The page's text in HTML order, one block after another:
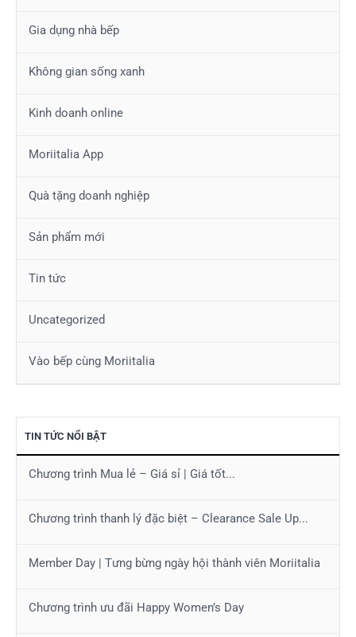
Gia dụng nhà bếp
Không gian sống xanh
Kinh doanh online
Moriitalia App
Quà tặng doanh nghiệp
Sản phẩm mới
Tin tức
Uncategorized
Vào bếp cùng Moriitalia
TIN TỨC NỔI BẬT
Chương trình Mua lẻ – Giá sỉ | Giá tốt...
Chương trình thanh lý đặc biệt – Clearance Sale Up...
Member Day | Tưng bừng ngày hội thành viên Moriitalia
Chương trình ưu đãi Happy Women’s Day